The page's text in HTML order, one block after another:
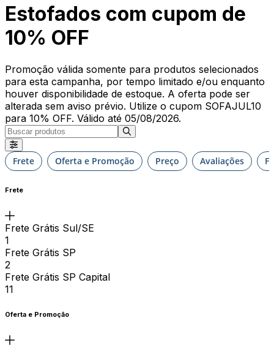
Estofados com cupom de
10% OFF
Promoção válida somente para produtos selecionados
para esta campanha, por tempo limitado e/ou enquanto
houver disponibilidade de estoque. A oferta pode ser
alterada sem aviso prévio. Utilize o cupom SOFAJUL10
para 10% OFF. Válido até 05/08/2026.
Frete Oferta e Promoção Preço Avaliações
Frete
Frete Grátis Sul/SE
1
Frete Grátis SP
2
Frete Grátis SP Capital
11
Oferta e Promoção